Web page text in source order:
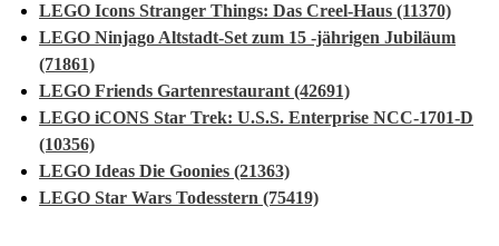
LEGO Icons Stranger Things: Das Creel-Haus (11370)
LEGO Ninjago Altstadt-Set zum 15 -jährigen Jubiläum
(71861)
LEGO Friends Gartenrestaurant (42691)
LEGO iCONS Star Trek: U.S.S. Enterprise NCC-1701-D
(10356)
LEGO Ideas Die Goonies (21363)
LEGO Star Wars Todesstern (75419)